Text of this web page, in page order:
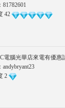
81782601
42
電腦光華店來電有優惠
andybryant23
2